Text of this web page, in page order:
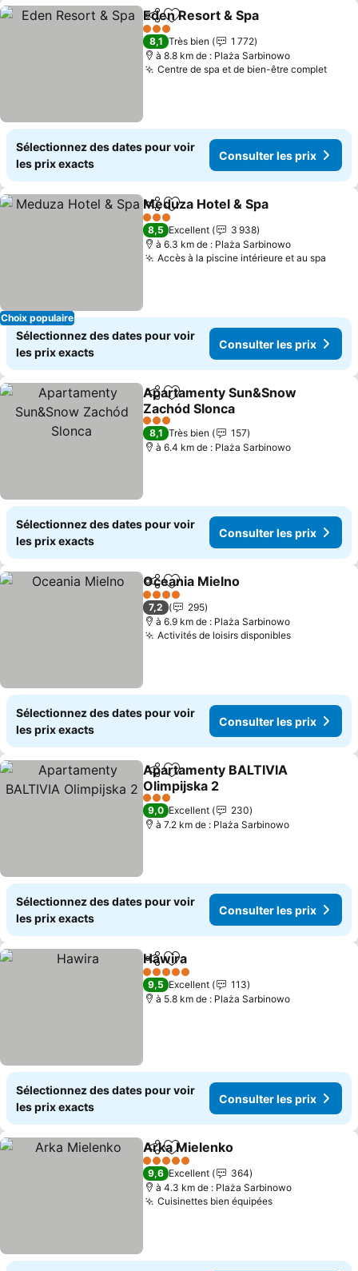
PartagerAjouter à mes favoris
Eden Resort & Spa
3 Étoiles
8,1 Très bien
1 772
à 8.8 km de : Plaża Sarbinowo
Centre de spa et de bien-être complet
Sélectionnez des dates pour voir
les prix exacts
Consulter les prix
Choix populaire
PartagerAjouter à mes favoris
Meduza Hotel & Spa
3 Étoiles
8,5 Excellent
3 938
à 6.3 km de : Plaża Sarbinowo
Accès à la piscine intérieure et au spa
Sélectionnez des dates pour voir
les prix exacts
Consulter les prix
PartagerAjouter à mes favoris
Apartamenty Sun&Snow
Zachód Slonca
Consulter les prix
3 Étoiles
8,1 Très bien
157
à 6.4 km de : Plaża Sarbinowo
Sélectionnez des dates pour voir
les prix exacts
Consulter les prix
PartagerAjouter à mes favoris
Oceania Mielno
4 Étoiles
7,2
295
à 6.9 km de : Plaża Sarbinowo
Activités de loisirs disponiblesConsulter
Sélectionnez des dates pour voir
les prix exacts
Consulter les prix
PartagerAjouter à mes favoris
Apartamenty BALTIVIA
Olimpijska 2
Consulter les prix
3 Étoiles
9,0 Excellent
230
à 7.2 km de : Plaża Sarbinowo
Sélectionnez des dates pour voir
les prix exacts
Consulter les prix
PartagerAjouter à mes favoris
Hawira
5 Étoiles
9,5 Excellent
113
à 5.8 km de : Plaża Sarbinowo
Sélectionnez des dates pour voir
les prix exacts
Consulter les prix
PartagerAjouter à mes favoris
Arka Mielenko
5 Étoiles
9,6 Excellent
364
à 4.3 km de : Plaża Sarbinowo
Cuisinettes bien équipéesConsulter les